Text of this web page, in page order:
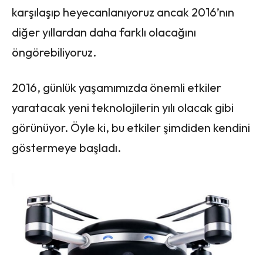
karşılaşıp heyecanlanıyoruz ancak 2016’nın
diğer yıllardan daha farklı olacağını
öngörebiliyoruz.
2016, günlük yaşamımızda önemli etkiler
yaratacak yeni teknolojilerin yılı olacak gibi
görünüyor. Öyle ki, bu etkiler şimdiden kendini
göstermeye başladı.